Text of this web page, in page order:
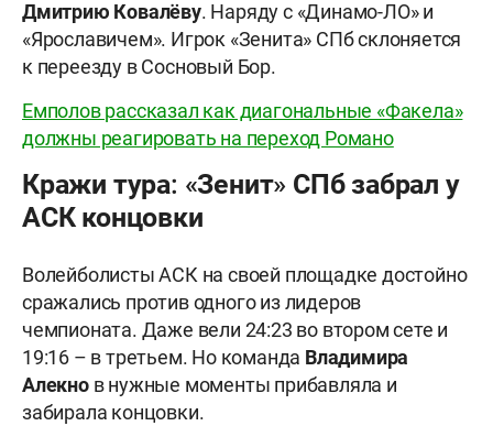
Дмитрию Ковалёву. Наряду с «Динамо-ЛО» и
«Ярославичем». Игрок «Зенита» СПб склоняется
к переезду в Сосновый Бор.
Емполов рассказал как диагональные «Факела»
должны реагировать на переход Романо
Кражи тура: «Зенит» СПб забрал у
АСК концовки
Волейболисты АСК на своей площадке достойно
сражались против одного из лидеров
чемпионата. Даже вели 24:23 во втором сете и
19:16 – в третьем. Но команда Владимира
Алекнов нужные моменты прибавляла и
забирала концовки.